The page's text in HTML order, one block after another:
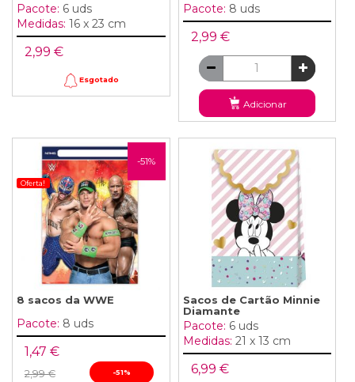
Pacote: 6 uds
Medidas: 16 x 23 cm
2,99 €
Esgotado
Pacote: 8 uds
2,99 €
Adicionar
-51%
Oferta!
8 sacos da WWE
Pacote: 8 uds
1,47 €
2,99 € -51%
Sacos de Cartão Minnie
Diamante
Pacote: 6 uds
Medidas: 21 x 13 cm
6,99 €